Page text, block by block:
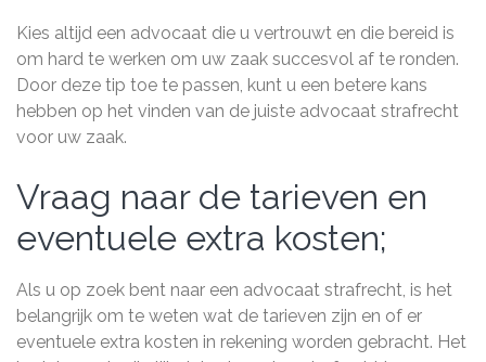
Kies altijd een advocaat die u vertrouwt en die bereid is
om hard te werken om uw zaak succesvol af te ronden.
Door deze tip toe te passen, kunt u een betere kans
hebben op het vinden van de juiste advocaat strafrecht
voor uw zaak.
Vraag naar de tarieven en
eventuele extra kosten;
Als u op zoek bent naar een advocaat strafrecht, is het
belangrijk om te weten wat de tarieven zijn en of er
eventuele extra kosten in rekening worden gebracht. Het